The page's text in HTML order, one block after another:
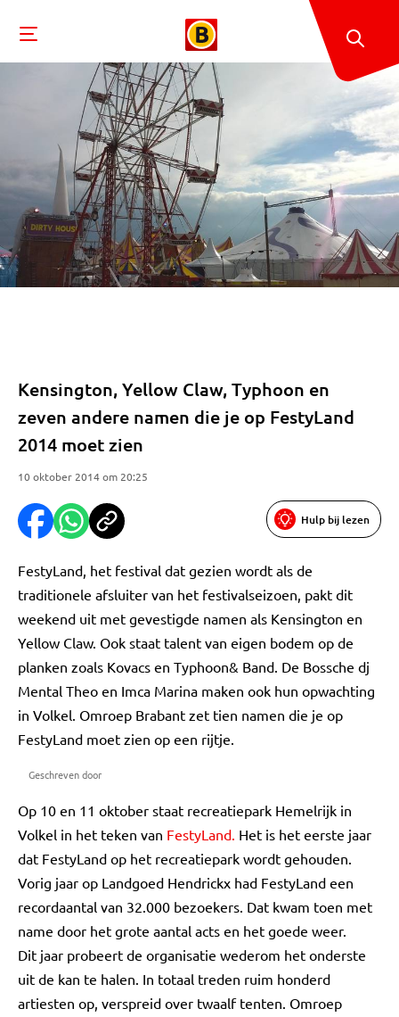
Kensington, Yellow Claw, Typhoon en
zeven andere namen die je op FestyLand
2014 moet zien
10 oktober 2014 om 20:25
Hulp bij lezen
FestyLand, het festival dat gezien wordt als de
traditionele afsluiter van het festivalseizoen, pakt dit
weekend uit met gevestigde namen als Kensington en
Yellow Claw. Ook staat talent van eigen bodem op de
planken zoals Kovacs en Typhoon& Band. De Bossche dj
Mental Theo en Imca Marina maken ook hun opwachting
in Volkel. Omroep Brabant zet tien namen die je op
FestyLand moet zien op een rijtje.
Geschreven door
Op 10 en 11 oktober staat recreatiepark Hemelrijk in
Volkel in het teken van FestyLand. Het is het eerste jaar
dat FestyLand op het recreatiepark wordt gehouden.
Vorig jaar op Landgoed Hendrickx had FestyLand een
recordaantal van 32.000 bezoekers. Dat kwam toen met
name door het grote aantal acts en het goede weer.
Dit jaar probeert de organisatie wederom het onderste
uit de kan te halen. In totaal treden ruim honderd
artiesten op, verspreid over twaalf tenten. Omroep